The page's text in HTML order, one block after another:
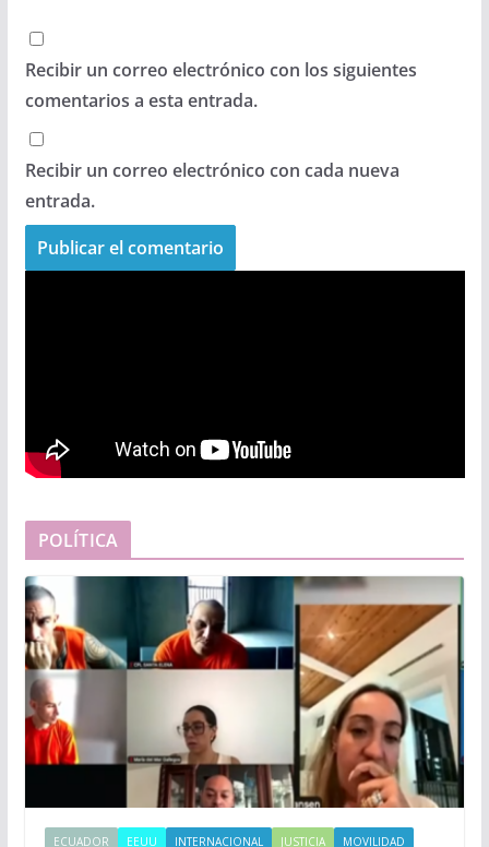
Recibir un correo electrónico con los siguientes
comentarios a esta entrada.
Recibir un correo electrónico con cada nueva
entrada.
POLÍTICA
ECUADOR EEUU INTERNACIONAL JUSTICIA
MOVILIDAD